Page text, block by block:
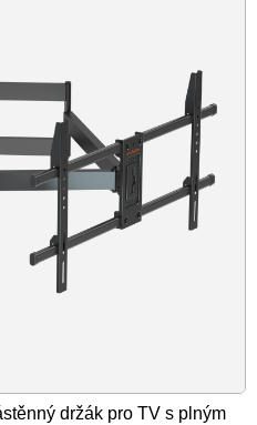
držák pro TV s plným